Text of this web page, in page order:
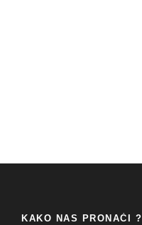
KAKO NAS PRONAĆI ?